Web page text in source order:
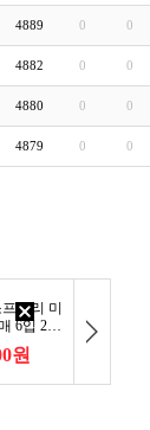
4889 0 0
4882 0 0
4880 0 0
4879 0 0